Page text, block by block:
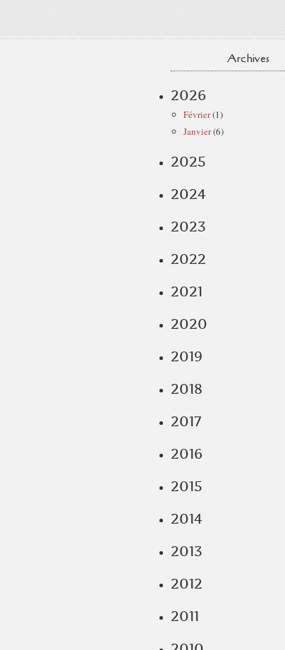
Archives
2026
Février(1)
Janvier(6)
2025
2024
2023
2022
2021
2020
2019
2018
2017
2016
2015
2014
2013
2012
2011